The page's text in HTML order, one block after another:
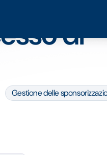
di
Gestione delle